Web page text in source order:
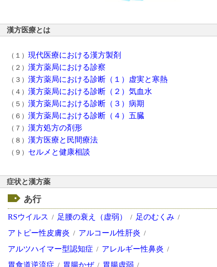
漢方医療とは
（１） 現代医療における漢方製剤
（２） 漢方薬局における診察
（３） 漢方薬局における診断（１）虚実と寒熱
（４） 漢方薬局における診断（２）気血水
（５） 漢方薬局における診断（３）病期
（６） 漢方薬局における診断（４）五臓
（７） 漢方処方の剤形
（８） 漢方医療と民間療法
（９） セルメと健康相談
症状と漢方薬
あ行
RSウイルス 足腰の衰え（虚弱）
足のむくみ
アトピー性皮膚炎
アルコール性肝炎
アルツハイマー型認知症
アレルギー性鼻炎
胃食道逆流症
胃腸かぜ 胃腸虚弱